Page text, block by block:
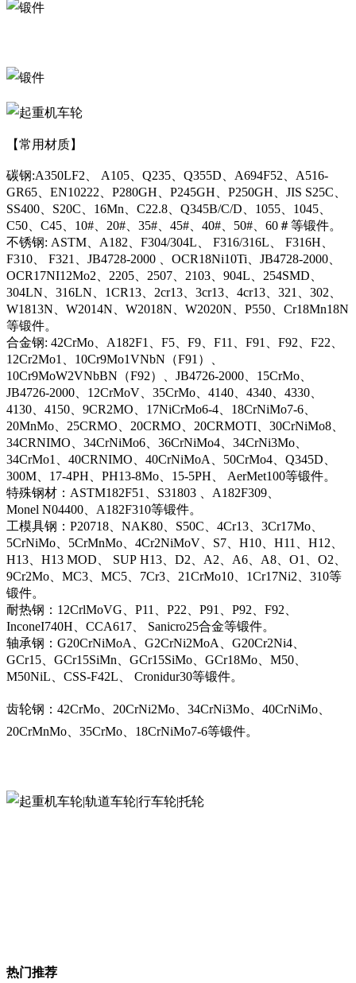
【常用材质】
碳钢:A350LF2、 A105、Q235、Q355D、A694F52、A516-
GR65、EN10222、P280GH、P245GH、P250GH、JIS S25C、
SS400、S20C、16Mn、C22.8、Q345B/C/D、1055、1045、
C50、C45、10#、20#、35#、45#、40#、50#、60＃等锻件。
不锈钢: ASTM、A182、F304/304L、 F316/316L、 F316H、
F310、 F321、JB4728-2000 、OCR18Ni10Ti、JB4728-2000、
OCR17NI12Mo2、2205、2507、2103、904L、254SMD、
304LN、316LN、1CR13、2cr13、3cr13、4cr13、321、302、
W1813N、W2014N、W2018N、W2020N、P550、Cr18Mn18N
等锻件。
合金钢: 42CrMo、A182F1、F5、F9、F11、F91、F92、F22、
12Cr2Mo1、10Cr9Mo1VNbN（F91）、
10Cr9MoW2VNbBN（F92）、JB4726-2000、15CrMo、
JB4726-2000、12CrMoV、35CrMo、4140、4340、4330、
4130、4150、9CR2MO、17NiCrMo6-4、18CrNiMo7-6、
20MnMo、25CRMO、20CRMO、20CRMOTI、30CrNiMo8、
34CRNIMO、34CrNiMo6、36CrNiMo4、34CrNi3Mo、
34CrMo1、40CRNIMO、40CrNiMoA、50CrMo4、Q345D、
300M、17-4PH、PH13-8Mo、15-5PH、 AerMet100等锻件。
特殊钢材：ASTM182F51、S31803 、A182F309、
Monel N04400、A182F310等锻件。
工模具钢：P20718、NAK80、S50C、4Cr13、3Cr17Mo、
5CrNiMo、5CrMnMo、4Cr2NiMoV、S7、H10、H11、H12、
H13、H13 MOD、 SUP H13、D2、A2、A6、A8、O1、O2、
9Cr2Mo、MC3、MC5、7Cr3、21CrMo10、1Cr17Ni2、310等
锻件。
耐热钢：12CrlMoVG、P11、P22、P91、P92、F92、
InconeI740H、CCA617、 Sanicro25合金等锻件。
轴承钢：G20CrNiMoA、G2CrNi2MoA、G20Cr2Ni4、
GCr15、GCr15SiMn、GCr15SiMo、GCr18Mo、M50、
M50NiL、CSS-F42L、 Cronidur30等锻件。
齿轮钢：42CrMo、20CrNi2Mo、34CrNi3Mo、40CrNiMo、
20CrMnMo、35CrMo、18CrNiMo7-6等锻件。
热门推荐